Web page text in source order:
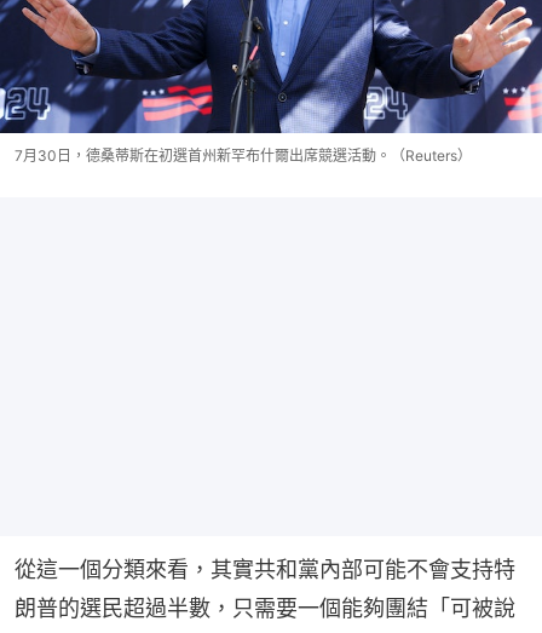
7月30日，德桑蒂斯在初選首州新罕布什爾出席競選活動。（Reuters）
從這一個分類來看，其實共和黨內部可能不會支持特
朗普的選民超過半數，只需要一個能夠團結「可被說